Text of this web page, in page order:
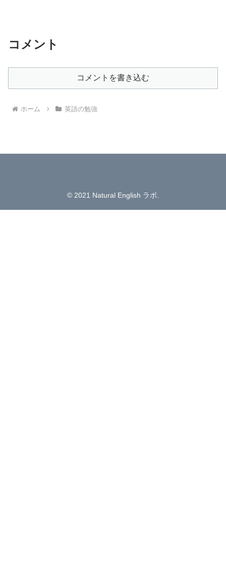
コメント
コメントを書き込む
ホーム 英語の勉強
© 2021 Natural English ラボ.